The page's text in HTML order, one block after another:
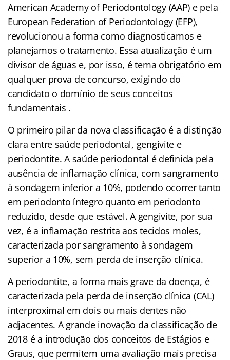
American Academy of Periodontology (AAP) e pela
European Federation of Periodontology (EFP),
revolucionou a forma como diagnosticamos e
planejamos o tratamento. Essa atualização é um
divisor de águas e, por isso, é tema obrigatório em
qualquer prova de concurso, exigindo do
candidato o domínio de seus conceitos
fundamentais .
O primeiro pilar da nova classificação é a distinção
clara entre saúde periodontal, gengivite e
periodontite. A saúde periodontal é definida pela
ausência de inflamação clínica, com sangramento
à sondagem inferior a 10%, podendo ocorrer tanto
em periodonto íntegro quanto em periodonto
reduzido, desde que estável. A gengivite, por sua
vez, é a inflamação restrita aos tecidos moles,
caracterizada por sangramento à sondagem
superior a 10%, sem perda de inserção clínica.
A periodontite, a forma mais grave da doença, é
caracterizada pela perda de inserção clínica (CAL)
interproximal em dois ou mais dentes não
adjacentes. A grande inovação da classificação de
2018 é a introdução dos conceitos de Estágios e
Graus, que permitem uma avaliação mais precisa